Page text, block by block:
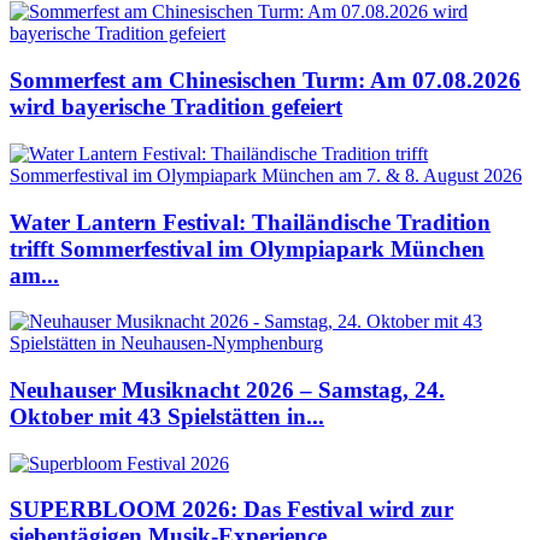
Sommerfest am Chinesischen Turm: Am 07.08.2026
wird bayerische Tradition gefeiert
Water Lantern Festival: Thailändische Tradition
trifft Sommerfestival im Olympiapark München
am...
Neuhauser Musiknacht 2026 – Samstag, 24.
Oktober mit 43 Spielstätten in...
SUPERBLOOM 2026: Das Festival wird zur